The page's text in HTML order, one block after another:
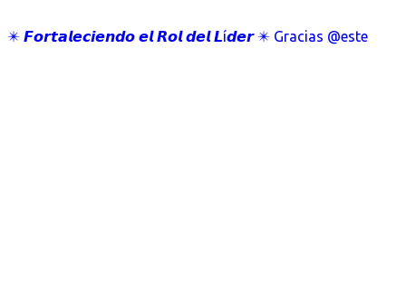
✴️ 𝙁𝙤𝙧𝙩𝙖𝙡𝙚𝙘𝙞𝙚𝙣𝙙𝙤 𝙚𝙡 𝙍𝙤𝙡 𝙙𝙚𝙡 𝙇í𝙙𝙚𝙧 ✴️ Gracias @este